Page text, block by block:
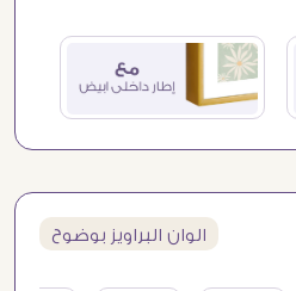
الوان البراويز بوضوح